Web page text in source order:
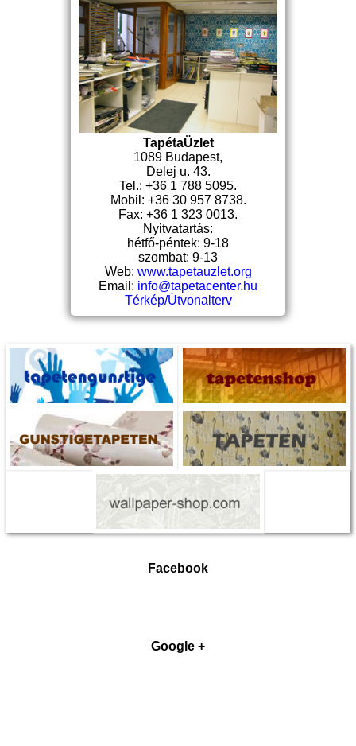
TapétaÜzlet
1089 Budapest,
Delej u. 43.
Tel.: +36 1 788 5095.
Mobil: +36 30 957 8738.
Fax: +36 1 323 0013.
Nyitvatartás:
hétfő-péntek: 9-18
szombat: 9-13
Web: www.tapetauzlet.org
Email: info@tapetacenter.hu
Térkép/Útvonalterv
Facebook
Google +